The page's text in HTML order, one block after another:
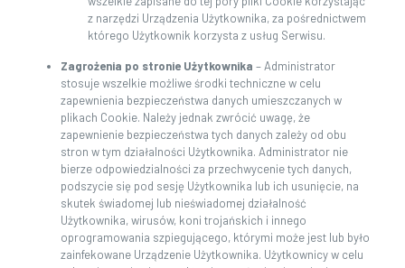
z narzędzi Urządzenia Użytkownika, za pośrednictwem
którego Użytkownik korzysta z usług Serwisu.
Zagrożenia po stronie Użytkownika – Administrator
stosuje wszelkie możliwe środki techniczne w celu
zapewnienia bezpieczeństwa danych umieszczanych w
plikach Cookie. Należy jednak zwrócić uwagę, że
zapewnienie bezpieczeństwa tych danych zależy od obu
stron w tym działalności Użytkownika. Administrator nie
bierze odpowiedzialności za przechwycenie tych danych,
podszycie się pod sesję Użytkownika lub ich usunięcie, na
skutek świadomej lub nieświadomej działalność
Użytkownika, wirusów, koni trojańskich i innego
oprogramowania szpiegującego, którymi może jest lub było
zainfekowane Urządzenie Użytkownika. Użytkownicy w celu